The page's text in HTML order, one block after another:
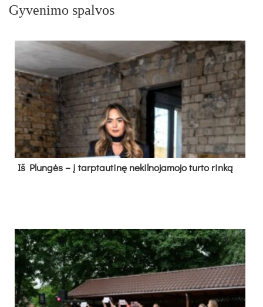
Gyvenimo spalvos
Iš Plungės – į tarptautinę nekilnojamojo turto rinką